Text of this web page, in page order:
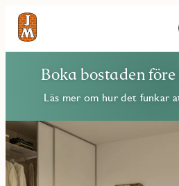
Boka bostaden
Läs mer om hur det funkar